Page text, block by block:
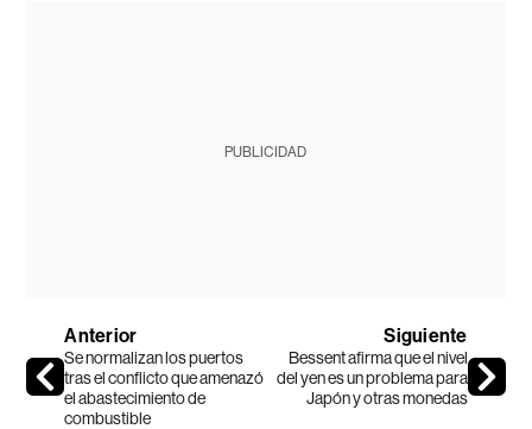
PUBLICIDAD
Anterior
Se normalizan los puertos
tras el conflicto que amenazó
el abastecimiento de
combustible
Siguiente
Bessent afirma que el nivel
del yen es un problema para
Japón y otras monedas